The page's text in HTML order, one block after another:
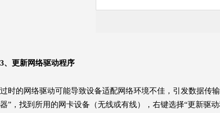
3、 更新网络驱动程序
过时的网络驱动可能导致设备适配网络环境不佳，引发数据传
器”，找到所用的网卡设备（无线或有线），右键选择“更新驱